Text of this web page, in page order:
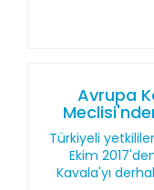
Avrupa
Türkiyeli
Ekim
Kavala'yı